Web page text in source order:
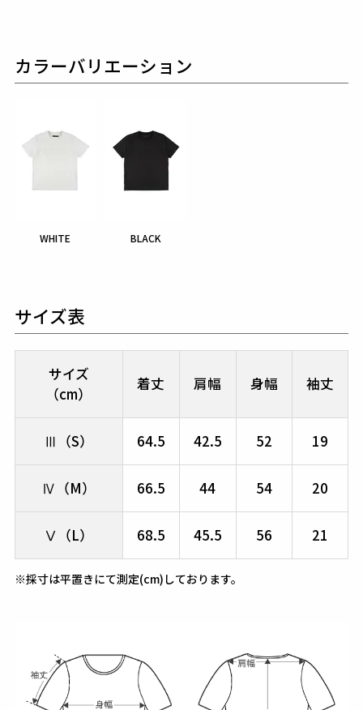
カラーバリエーション
WHITE BLACK
サイズ表
サイズ
（cm）
着丈 肩幅 身幅 袖丈
Ⅲ（S） 64.5 42.5 52 19
Ⅳ（M） 66.5 44 54 20
Ⅴ（L） 68.5 45.5 56 21
※採寸は平置きにて測定(cm)しております。